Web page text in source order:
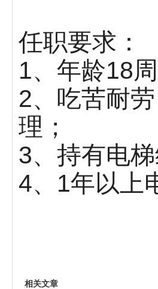
任职要求：
1、年龄18
2、吃苦耐
理；
3、持有电
4、1年以上
相关文章